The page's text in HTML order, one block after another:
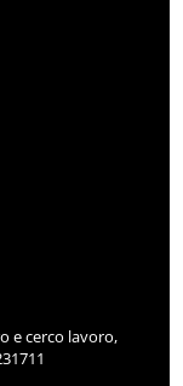
e cerco lavoro,